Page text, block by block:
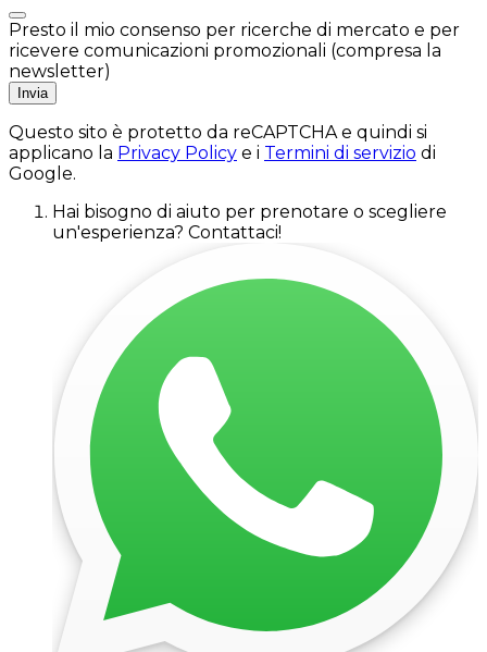
Presto il mio consenso per ricerche di mercato e per
ricevere comunicazioni promozionali (compresa la
newsletter)
Invia
Questo sito è protetto da reCAPTCHA e quindi si
applicano la Privacy Policy e i Termini di servizio di
Google.
Hai bisogno di aiuto per prenotare o scegliere
un'esperienza? Contattaci!